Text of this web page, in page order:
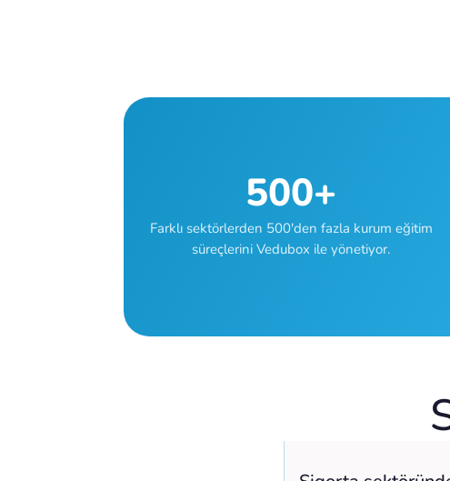
500+
Farklı sektörlerden 500'den fazla kurum eğitim
süreçlerini Vedubox ile yönetiyor.